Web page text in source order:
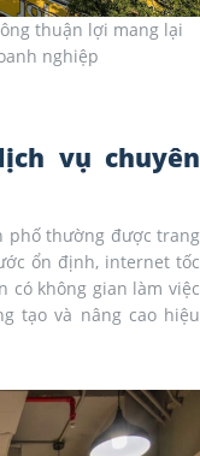
thuận lợi mang lại
nghiệp
vụ chuyên
phố thường được trang
ổn định, internet tốc
có không gian làm việc
tạo và nâng cao hiệu